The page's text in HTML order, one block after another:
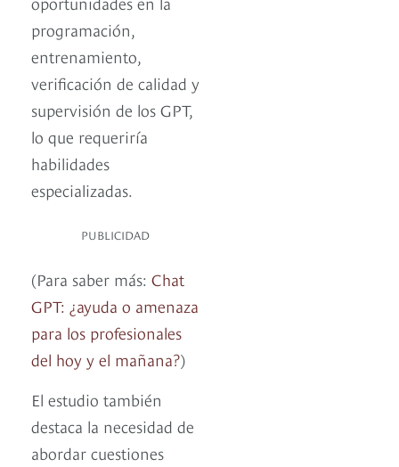
programación,
entrenamiento,
verificación de calidad y
supervisión de los GPT,
lo que requeriría
habilidades
especializadas.
PUBLICIDAD
(Para saber más: Chat
GPT: ¿ayuda o amenaza
para los profesionales
del hoy y el mañana?)
El estudio también
destaca la necesidad de
abordar cuestiones